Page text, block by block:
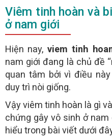
Viêm tinh hoàn và
ở nam giới
Hiện nay, viem tinh
nam giới đang là chủ đề
quan tâm bởi vì điều
duy trì nòi giống.
Vậy viêm tinh hoàn là gì
chứng gây vô sinh ở
hiểu trong bài viết dưới
CHÚ Ý: ĐỂ TRÁNH PHÁT SINH
TRONG SUỐT QUÁ TRÌNH
- Người bệnh nên để lạiSỐ
BÁC SĨ sẽ gọi điện trực tiếp để
tuyến để không tốn chi phí điện